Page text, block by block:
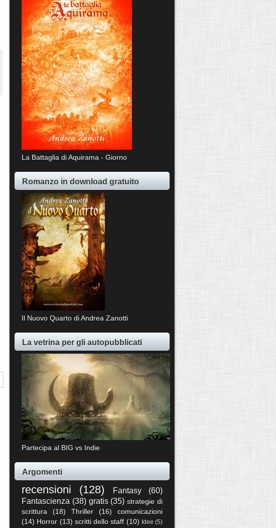
La Battaglia di Aquirama - Giorno
Romanzo in download gratuito
Il Nuovo Quarto di Andrea Zanotti
La vetrina per gli autopubblicati
Partecipa al BIG vs Indie
Argomenti
recensioni (128) Fantasy
(60)
Fantascienza (38) gratis (35) strategie di
scrittura
(18) Thriller (16)
comunicazioni
(14) Horror (13) scritti dello staff (10) Idee (5)